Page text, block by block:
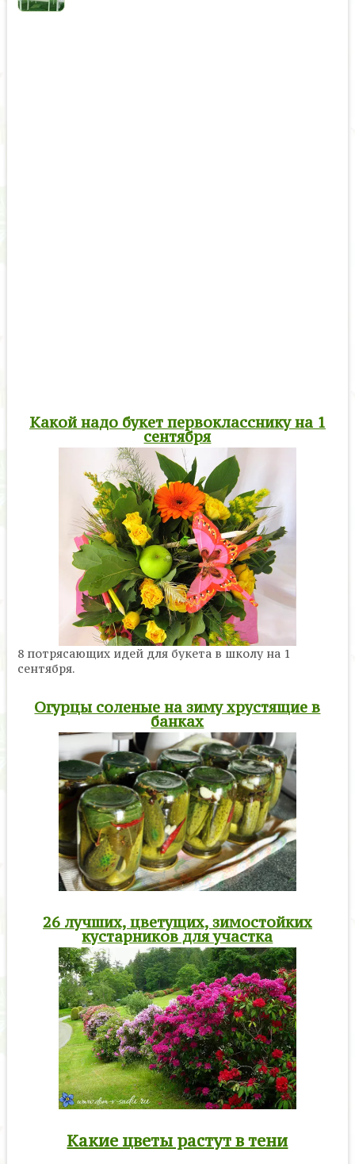
Какой надо букет первокласснику на 1
сентября
8 потрясающих идей для букета в школу на 1
сентября.
Огурцы соленые на зиму хрустящие в
банках
26 лучших, цветущих, зимостойких
кустарников для участка
Какие цветы растут в тени